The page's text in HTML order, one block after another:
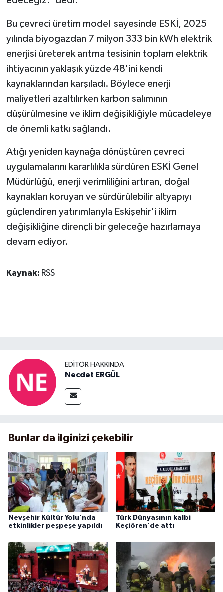
Bu çevreci üretim modeli sayesinde ESKİ, 2025
yılında biyogazdan 7 milyon 333 bin kWh elektrik
enerjisi üreterek arıtma tesisinin toplam elektrik
ihtiyacının yaklaşık yüzde 48'ini kendi
kaynaklarından karşıladı. Böylece enerji
maliyetleri azaltılırken karbon salımının
düşürülmesine ve iklim değişikliğiyle mücadeleye
de önemli katkı sağlandı.
Atığı yeniden kaynağa dönüştüren çevreci
uygulamalarını kararlılıkla sürdüren ESKİ Genel
Müdürlüğü, enerji verimliliğini artıran, doğal
kaynakları koruyan ve sürdürülebilir altyapıyı
güçlendiren yatırımlarıyla Eskişehir'i iklim
değişikliğine dirençli bir geleceğe hazırlamaya
devam ediyor.
Kaynak: RSS
EDITÖR HAKKINDA
Necdet ERGÜL
Bunlar da ilginizi çekebilir
Nevşehir Kültür Yolu'nda
etkinlikler peşpeşe yapıldı
Türk Dünyasının kalbi
Keçiören'de attı